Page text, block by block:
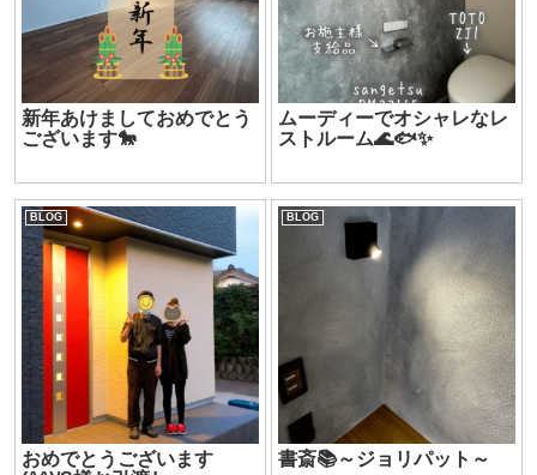
新年あけましておめでとう
ございます🐎
ムーディーでオシャレなレ
ストルーム🌊🐟✨
BLOG
おめでとうございます
BLOG
書斎📚～ジョリパット～